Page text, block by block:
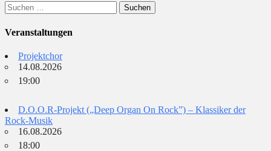
Suchen
nach:
Veranstaltungen
Projektchor
14.08.2026
19:00
D.O.O.R-Projekt („Deep Organ On Rock”) – Klassiker der
Rock-Musik
16.08.2026
18:00